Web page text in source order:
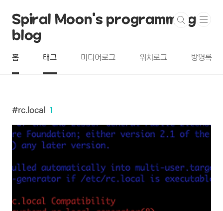
Spiral Moon's programming
blog
홈 태그 미디어로그 위치로그 방명록
rc.local 1